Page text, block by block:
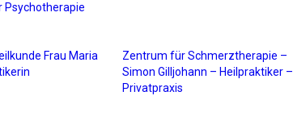
Psychotherapie
Frau Maria
Zentrum für Schmerztherapie –
Simon Gilljohann – Heilpraktiker –
Privatpraxis